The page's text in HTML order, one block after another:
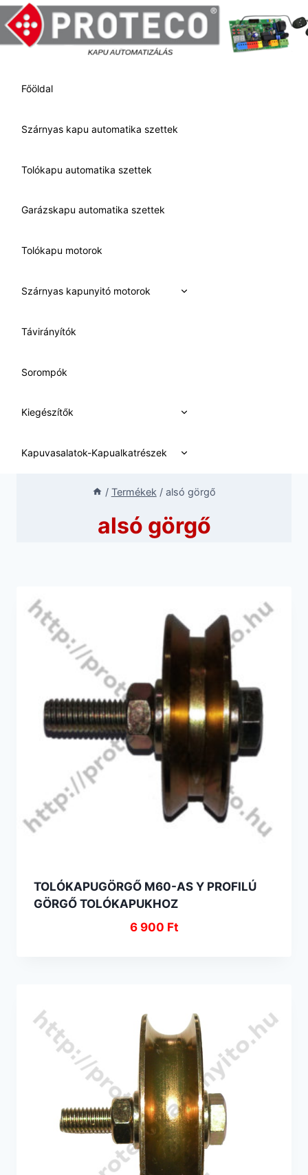
Skip
to
content
Főöldal
Szárnyas kapu automatika szettek
Tolókapu automatika szettek
Garázskapu automatika szettek
Tolókapu motorok
Szárnyas kapunyitó motorok
child
Távirányítók
Sorompók
Kiegészítők
child
Kapuvasalatok-Kapualkatrészek
child
/ Termékek / alsó görgő
alsó görgő
TOLÓKAPUGÖRGŐ M60-AS Y PROFILÚ
GÖRGŐ TOLÓKAPUKHOZ
6 900 Ft